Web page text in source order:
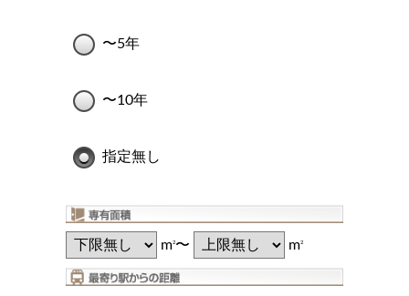
〜5年
〜10年
指定無し
m2〜 m2